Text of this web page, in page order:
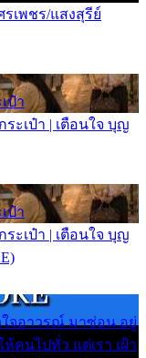
เพชร/แสงสุรีย์
ป๋า
ระเป๋า | เตือนใจ บุญ
ป๋า
ระเป๋า | เตือนใจ บุญ
ใจอาวรณ์ มาซ่อน อยู่
คนไปทั่ว แต่เรา เฝ้า